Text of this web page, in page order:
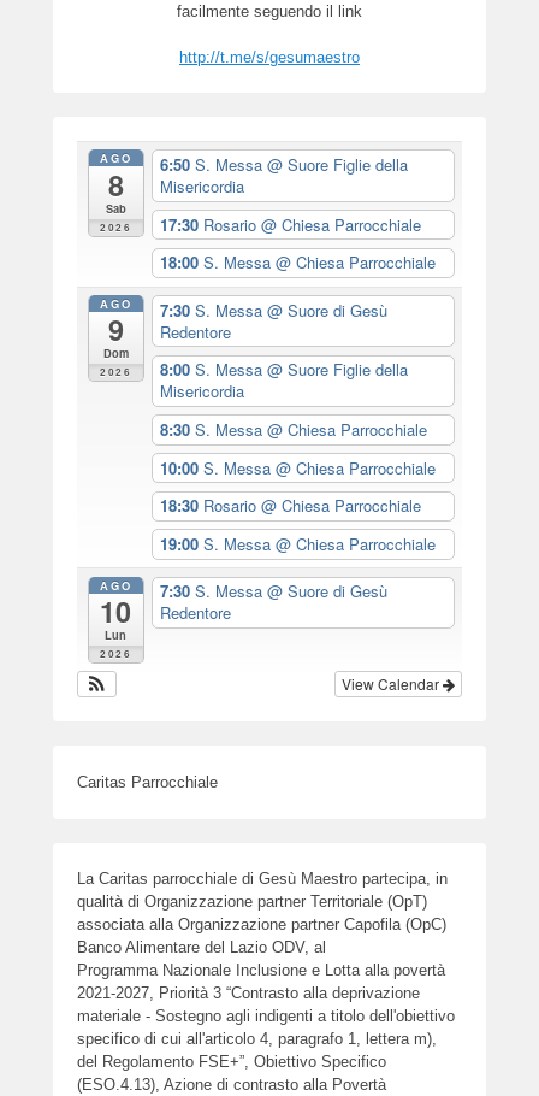
facilmente seguendo il link
http://t.me/s/gesumaestro
AGO
8
Sab
2026
6:50 S. Messa @ Suore Figlie della
Misericordia
17:30 Rosario @ Chiesa Parrocchiale
18:00 S. Messa @ Chiesa Parrocchiale
AGO
9
Dom
2026
7:30 S. Messa @ Suore di Gesù
Redentore
8:00 S. Messa @ Suore Figlie della
Misericordia
8:30 S. Messa @ Chiesa Parrocchiale
10:00 S. Messa @ Chiesa Parrocchiale
18:30 Rosario @ Chiesa Parrocchiale
19:00 S. Messa @ Chiesa Parrocchiale
AGO
10
Lun
2026
7:30 S. Messa @ Suore di Gesù
Redentore
View Calendar
Caritas Parrocchiale
La Caritas parrocchiale di Gesù Maestro partecipa, in
qualità di Organizzazione partner Territoriale (OpT)
associata alla Organizzazione partner Capofila (OpC)
Banco Alimentare del Lazio ODV, al
Programma Nazionale Inclusione e Lotta alla povertà
2021-2027, Priorità 3 “Contrasto alla deprivazione
materiale - Sostegno agli indigenti a titolo dell'obiettivo
specifico di cui all'articolo 4, paragrafo 1, lettera m),
del Regolamento FSE+”, Obiettivo Specifico
(ESO.4.13), Azione di contrasto alla Povertà